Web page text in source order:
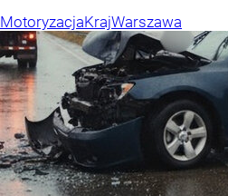
MotoryzacjaKrajWarszawa